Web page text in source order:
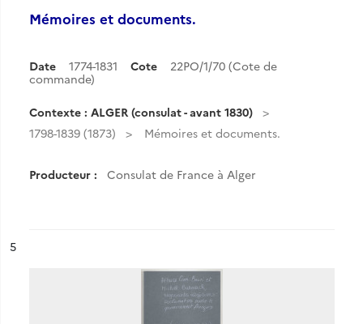
Mémoires et documents.
Date 1774-1831 Cote
22PO/1/70 (Cote de
commande)
Contexte : ALGER (consulat - avant 1830)
1798-1839 (1873)
Mémoires et documents.
Producteur : Consulat de France à Alger
n°
5